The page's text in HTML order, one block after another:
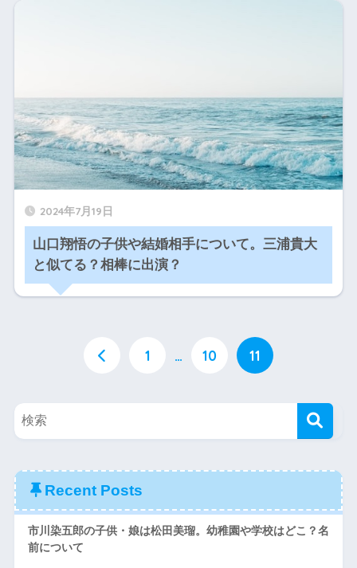
2024年7月19日
山口翔悟の子供や結婚相手について。三浦貴大
と似てる？相棒に出演？
1 … 10 11
Recent Posts
市川染五郎の子供・娘は松田美瑠。幼稚園や学校はどこ？名
前について